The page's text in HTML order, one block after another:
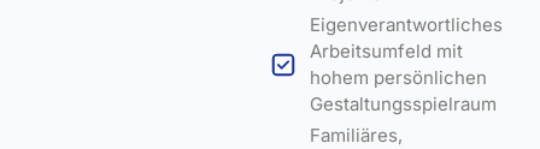
Eigenverantwortliches
Arbeitsumfeld mit
hohem persönlichen
Gestaltungsspielraum
Familiäres,